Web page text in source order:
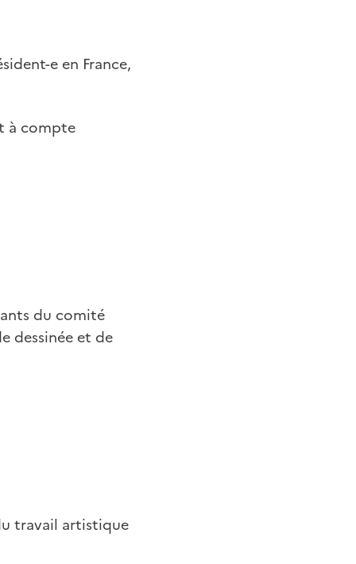
e en France,
à compte
du comité
dessinée et de
travail artistique